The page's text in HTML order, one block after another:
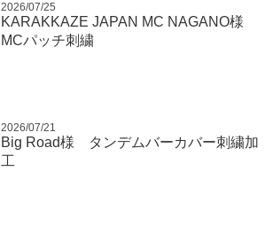
2026/07/25
KARAKKAZE JAPAN MC NAGANO様
MCパッチ刺繍
2026/07/21
Big Road様 タンデムバーカバー刺繍加
工